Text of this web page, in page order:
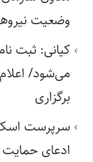
وضعیت
می‌شود/
برگزاری
سرپرست
ادعای